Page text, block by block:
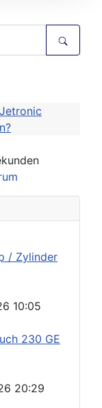
/ Zylinder
10:05
230 GE
20:29